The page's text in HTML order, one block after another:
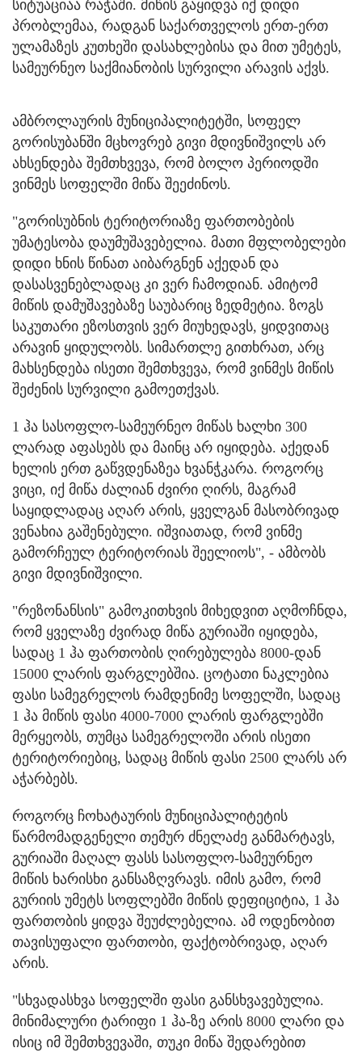
სიტუაციაა რაჭაში. მიწის გაყიდვა იქ დიდი
პრობლემაა, რადგან საქართველოს ერთ-ერთ
ულამაზეს კუთხეში დასახლებისა და მით უმეტეს,
სამეურნეო საქმიანობის სურვილი არავის აქვს.
ამბროლაურის მუნიციპალიტეტში, სოფელ
გორისუბანში მცხოვრებ გივი მდივნიშვილს არ
ახსენდება შემთხვევა, რომ ბოლო პერიოდში
ვინმეს სოფელში მიწა შეეძინოს.
"გორისუბნის ტერიტორიაზე ფართობების
უმატესობა დაუმუშავებელია. მათი მფლობელები
დიდი ხნის წინათ აიბარგნენ აქედან და
დასასვენებლადაც კი ვერ ჩამოდიან. ამიტომ
მიწის დამუშავებაზე საუბარიც ზედმეტია. ზოგს
საკუთარი ეზოსთვის ვერ მიუხედავს, ყიდვითაც
არავინ ყიდულობს. სიმართლე გითხრათ, არც
მახსენდება ისეთი შემთხვევა, რომ ვინმეს მიწის
შეძენის სურვილი გამოეთქვას.
1 ჰა სასოფლო-სამეურნეო მიწას ხალხი 300
ლარად აფასებს და მაინც არ იყიდება. აქედან
ხელის ერთ გაწვდენაზეა ხვანჭკარა. როგორც
ვიცი, იქ მიწა ძალიან ძვირი ღირს, მაგრამ
საყიდლადაც აღარ არის, ყველგან მასობრივად
ვენახია გაშენებული. იშვიათად, რომ ვინმე
გამორჩეულ ტერიტორიას შეელიოს", - ამბობს
გივი მდივნიშვილი.
"რეზონანსის" გამოკითხვის მიხედვით აღმოჩნდა,
რომ ყველაზე ძვირად მიწა გურიაში იყიდება,
სადაც 1 ჰა ფართობის ღირებულება 8000-დან
15000 ლარის ფარგლებშია. ცოტათი ნაკლებია
ფასი სამეგრელოს რამდენიმე სოფელში, სადაც
1 ჰა მიწის ფასი 4000-7000 ლარის ფარგლებში
მერყეობს, თუმცა სამეგრელოში არის ისეთი
ტერიტორიებიც, სადაც მიწის ფასი 2500 ლარს არ
აჭარბებს.
როგორც ჩოხატაურის მუნიციპალიტეტის
წარმომადგენელი თემურ ძნელაძე განმარტავს,
გურიაში მაღალ ფასს სასოფლო-სამეურნეო
მიწის ხარისხი განსაზღვრავს. იმის გამო, რომ
გურიის უმეტს სოფლებში მიწის დეფიციტია, 1 ჰა
ფართობის ყიდვა შეუძლებელია. ამ ოდენობით
თავისუფალი ფართობი, ფაქტობრივად, აღარ
არის.
"სხვადასხვა სოფელში ფასი განსხვავებულია.
მინიმალური ტარიფი 1 ჰა-ზე არის 8000 ლარი და
ისიც იმ შემთხვევაში, თუკი მიწა შედარებით